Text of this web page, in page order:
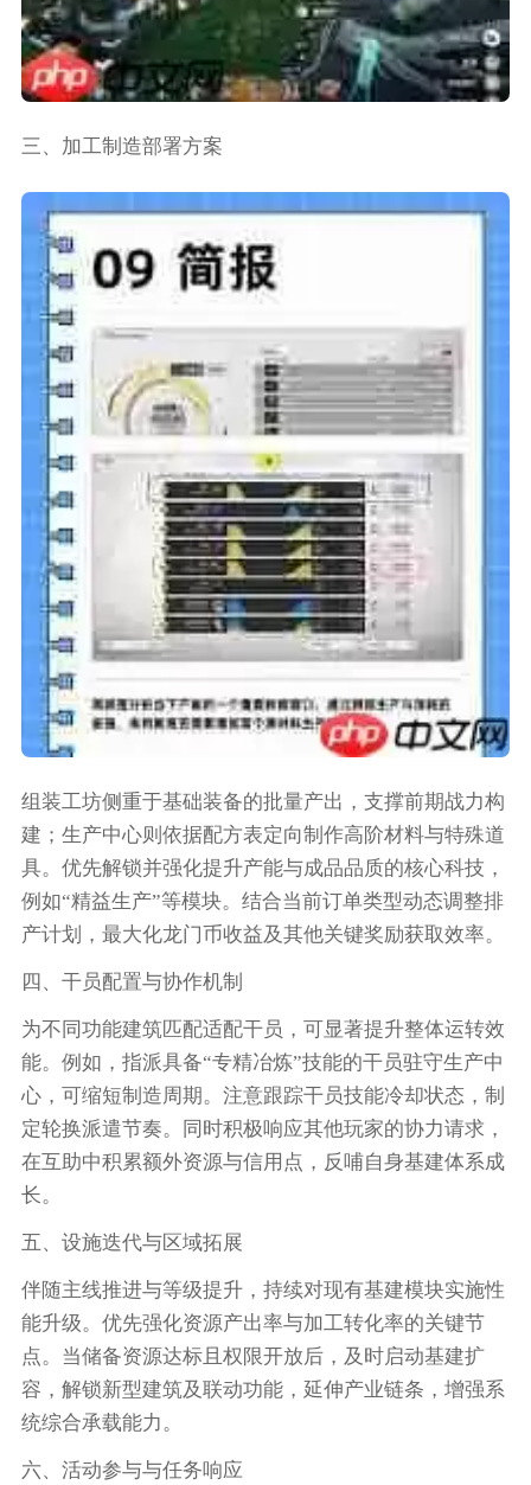
三、加工制造部署方案
组装工坊侧重于基础装备的批量产出，支撑前期战力构
建；生产中心则依据配方表定向制作高阶材料与特殊道
具。优先解锁并强化提升产能与成品品质的核心科技，
例如“精益生产”等模块。结合当前订单类型动态调整排
产计划，最大化龙门币收益及其他关键奖励获取效率。
四、干员配置与协作机制
为不同功能建筑匹配适配干员，可显著提升整体运转效
能。例如，指派具备“专精冶炼”技能的干员驻守生产中
心，可缩短制造周期。注意跟踪干员技能冷却状态，制
定轮换派遣节奏。同时积极响应其他玩家的协力请求，
在互助中积累额外资源与信用点，反哺自身基建体系成
长。
五、设施迭代与区域拓展
伴随主线推进与等级提升，持续对现有基建模块实施性
能升级。优先强化资源产出率与加工转化率的关键节
点。当储备资源达标且权限开放后，及时启动基建扩
容，解锁新型建筑及联动功能，延伸产业链条，增强系
统综合承载能力。
六、活动参与与任务响应